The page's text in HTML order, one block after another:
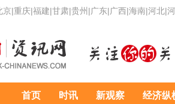
京|重庆|福建|甘肃|贵州 |广东|广西|海南|河北|
首页 时讯 新观察 经济纵